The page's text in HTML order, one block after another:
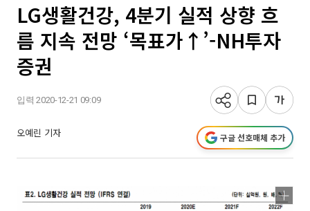
LG생활건강, 4분기 실적 상향 흐
름 지속 전망 ‘목표가↑’-NH투자
증권
입력 2020-12-21 09:09
오예린 기자 구글 선호매체 추가